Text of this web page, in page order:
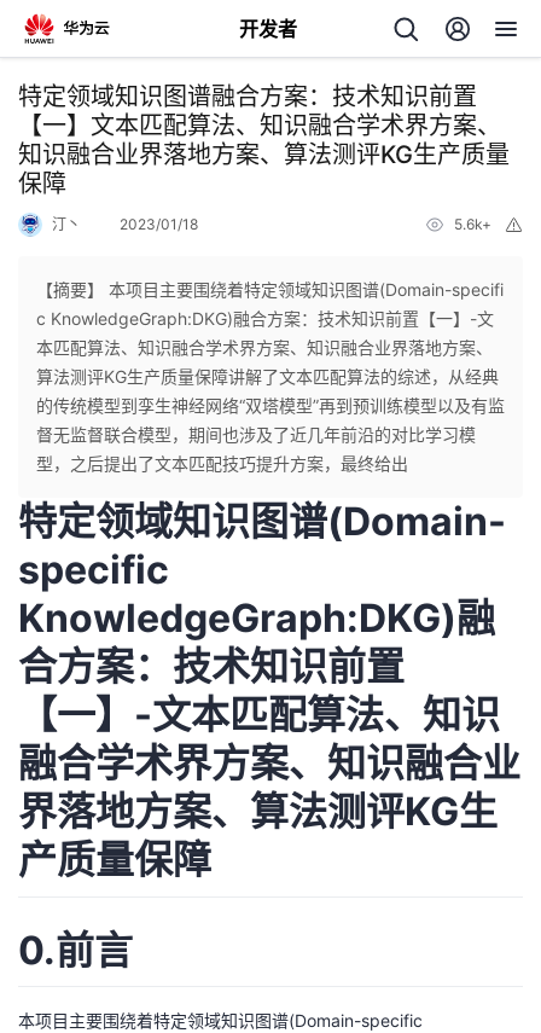
开发者
返
回
个
人
主
页
我
的
开
发
者
的
博
客
我
的
论
坛
我
的
圈
子
我
的
直
我
的
我
特定领域知识图谱融合方案：技术知识前置
【一】文本匹配算法、知识融合学术界方案、
知识融合业界落地方案、算法测评KG生产质量
保障
汀丶 2023/01/18 5.6k+
【摘要】 本项目主要围绕着特定领域知识图谱(Domain-specifi
c KnowledgeGraph:DKG)融合方案：技术知识前置【一】-文
本匹配算法、知识融合学术界方案、知识融合业界落地方案、
算法测评KG生产质量保障讲解了文本匹配算法的综述，从经典
的传统模型到孪生神经网络“双塔模型”再到预训练模型以及有监
督无监督联合模型，期间也涉及了近几年前沿的对比学习模
型，之后提出了文本匹配技巧提升方案，最终给出
特定领域知识图谱(Domain-
specific
KnowledgeGraph:DKG)融
合方案：技术知识前置
【一】-文本匹配算法、知识
融合学术界方案、知识融合业
界落地方案、算法测评KG生
产质量保障
0.前言
本项目主要围绕着特定领域知识图谱(Domain-specific